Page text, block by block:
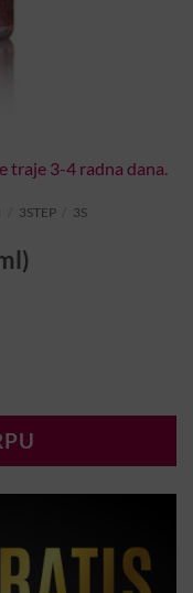
traje 3-4 radna dana.
3STEP 3S